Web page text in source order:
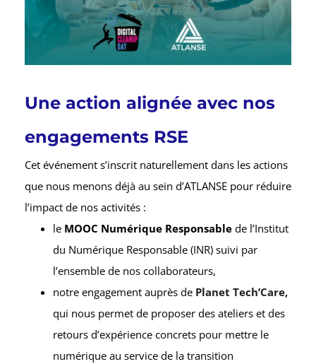
Une action alignée avec nos
engagements RSE
Cet événement s’inscrit naturellement dans les actions
que nous menons déjà au sein d’ATLANSE pour réduire
l’impact de nos activités :
le MOOC Numérique Responsable de l’Institut
du Numérique Responsable (INR) suivi par
l’ensemble de nos collaborateurs,
notre engagement auprès de Planet Tech’Care,
qui nous permet de proposer des ateliers et des
retours d’expérience concrets pour mettre le
numérique au service de la transition